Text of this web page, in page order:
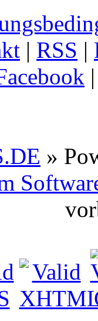
| RSS |
»